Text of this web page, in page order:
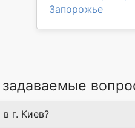
Запорожье
задаваемые
г. Киев?